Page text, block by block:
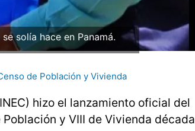
solía hace en Panamá.
de Población y Vivienda
INEC) hizo el lanzamiento oficial del
Población y VIII de Vivienda década